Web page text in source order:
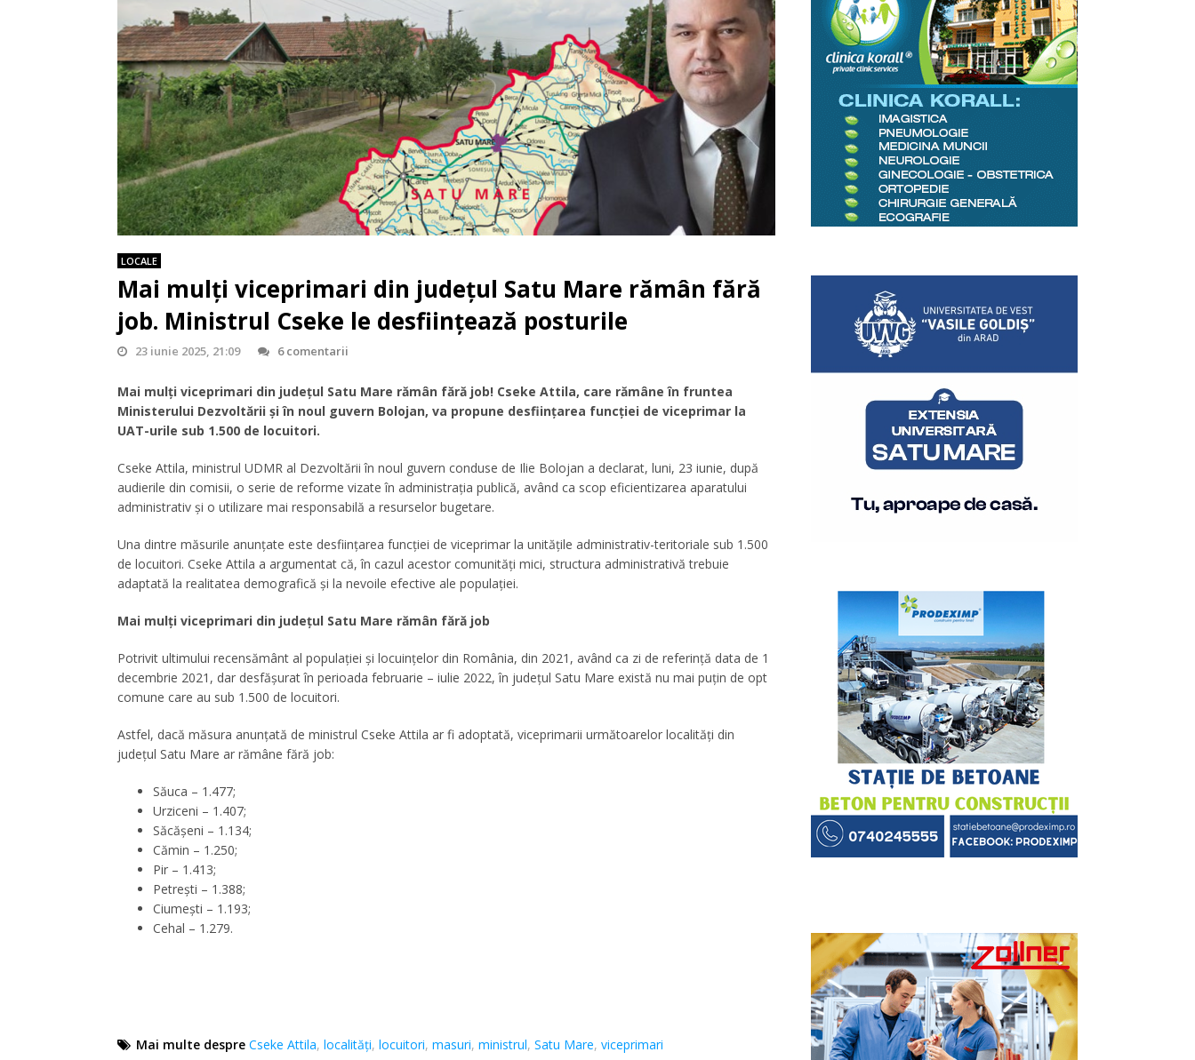
LOCALE
Mai mulți viceprimari din județul Satu Mare rămân fără
job. Ministrul Cseke le desființează posturile
23 iunie 2025, 21:09 6 comentarii
Mai mulți viceprimari din județul Satu Mare rămân fără job! Cseke Attila, care rămâne în fruntea
Ministerului Dezvoltării și în noul guvern Bolojan, va propune desființarea funcției de viceprimar la
UAT-urile sub 1.500 de locuitori.
Cseke Attila, ministrul UDMR al Dezvoltării în noul guvern conduse de Ilie Bolojan a declarat, luni, 23 iunie, după
audierile din comisii, o serie de reforme vizate în administrația publică, având ca scop eficientizarea aparatului
administrativ și o utilizare mai responsabilă a resurselor bugetare.
Una dintre măsurile anunțate este desființarea funcției de viceprimar la unitățile administrativ-teritoriale sub 1.500
de locuitori. Cseke Attila a argumentat că, în cazul acestor comunități mici, structura administrativă trebuie
adaptată la realitatea demografică și la nevoile efective ale populației.
Mai mulți viceprimari din județul Satu Mare rămân fără job
Potrivit ultimului recensământ al populației și locuințelor din România, din 2021, având ca zi de referință data de 1
decembrie 2021, dar desfășurat în perioada februarie – iulie 2022, în județul Satu Mare există nu mai puțin de opt
comune care au sub 1.500 de locuitori.
Astfel, dacă măsura anunțată de ministrul Cseke Attila ar fi adoptată, viceprimarii următoarelor localități din
județul Satu Mare ar rămâne fără job:
Săuca – 1.477;
Urziceni – 1.407;
Săcășeni – 1.134;
Cămin – 1.250;
Pir – 1.413;
Petrești – 1.388;
Ciumești – 1.193;
Cehal – 1.279.
Mai multe despre Cseke Attila, localităţi, locuitori, masuri, ministrul, Satu Mare, viceprimari